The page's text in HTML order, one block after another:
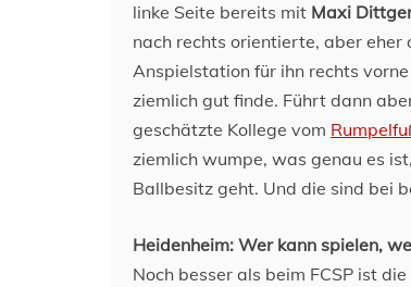
linke Seite bereits mit Maxi
nach rechts orientierte, aber
Anspielstation für ihn rechts
ziemlich gut finde. Führt dann
geschätzte Kollege vom
ziemlich wumpe, was genau es
Ballbesitz geht. Und die sind bei
Heidenheim: Wer kann spielen,
Noch besser als beim FCSP ist